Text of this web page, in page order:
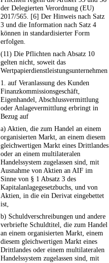
der Delegierten Verordnung (EU)
2017/565. [6] Der Hinweis nach Satz
3 und die Information nach Satz 4
können in standardisierter Form
erfolgen.
(11) Die Pflichten nach Absatz 10
gelten nicht, soweit das
Wertpapierdienstleistungsunternehmen
1. auf Veranlassung des Kunden
Finanzkommissionsgeschäft,
Eigenhandel, Abschlussvermittlung
oder Anlagevermittlung erbringt in
Bezug auf
a) Aktien, die zum Handel an einem
organisierten Markt, an einem diesem
gleichwertigen Markt eines Drittlandes
oder an einem multilateralen
Handelssystem zugelassen sind, mit
Ausnahme von Aktien an AIF im
Sinne von § 1 Absatz 3 des
Kapitalanlagegesetzbuchs, und von
Aktien, in die ein Derivat eingebettet
ist,
b) Schuldverschreibungen und andere
verbriefte Schuldtitel, die zum Handel
an einem organisierten Markt, einem
diesem gleichwertigen Markt eines
Drittlandes oder einem multilateralen
Handelssystem zugelassen sind, mit